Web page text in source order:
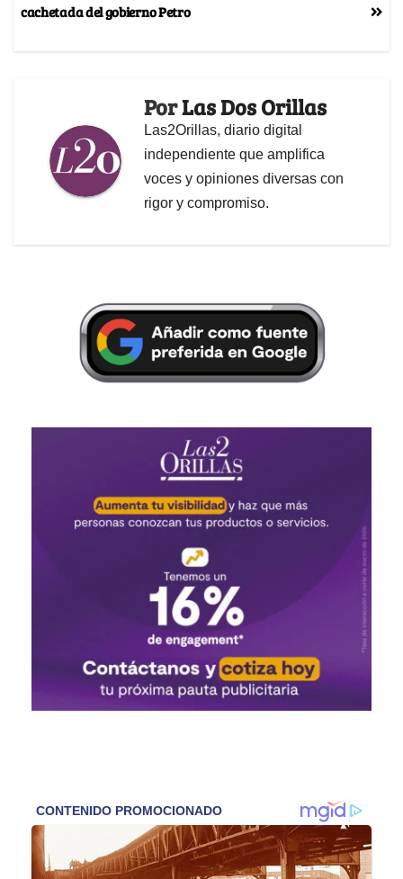
cachetada del gobierno Petro
PorLas Dos Orillas
Las2Orillas, diario digital
independiente que amplifica
voces y opiniones diversas con
rigor y compromiso.